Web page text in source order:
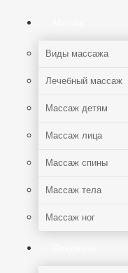
Виды массажа
Лечебный массаж
Массаж детям
Массаж лица
Массаж спины
Массаж тела
Массаж ног